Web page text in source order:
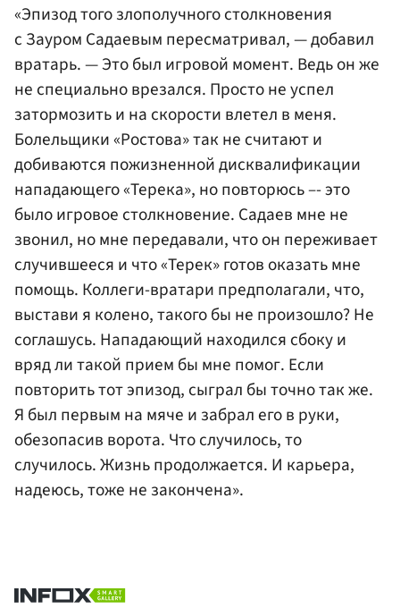
«Эпизод того злополучного столкновения
с Зауром Садаевым пересматривал, — добавил
вратарь. — Это был игровой момент. Ведь он же
не специально врезался. Просто не успел
затормозить и на скорости влетел в меня.
Болельщики «Ростова» так не считают и
добиваются пожизненной дисквалификации
нападающего «Терека», но повторюсь –- это
было игровое столкновение. Садаев мне не
звонил, но мне передавали, что он переживает
случившееся и что «Терек» готов оказать мне
помощь. Коллеги-вратари предполагали, что,
выстави я колено, такого бы не произошло? Не
соглашусь. Нападающий находился сбоку и
вряд ли такой прием бы мне помог. Если
повторить тот эпизод, сыграл бы точно так же.
Я был первым на мяче и забрал его в руки,
обезопасив ворота. Что случилось, то
случилось. Жизнь продолжается. И карьера,
надеюсь, тоже не закончена».